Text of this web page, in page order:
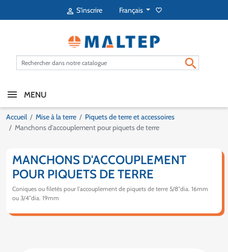
 S'inscrire Français favorite_border

MENU
Accueil Mise à la terre
Piquets de terre et accessoires
Manchons d'accouplement pour piquets de terre
MANCHONS D'ACCOUPLEMENT
POUR PIQUETS DE TERRE
Coniques ou filetés pour l'accouplement de piquets de terre 5/8''dia. 16mm
ou 3/4''dia. 19mm